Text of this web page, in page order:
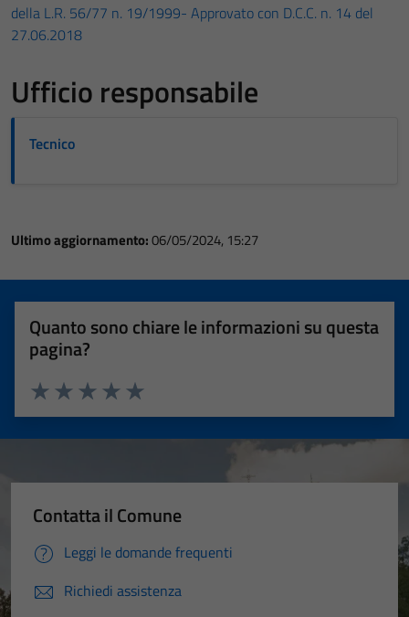
della L.R. 56/77 n. 19/1999- Approvato con D.C.C. n. 14 del
27.06.2018
Ufficio responsabile
Tecnico
Ultimo aggiornamento:06/05/2024, 15:27
Quanto sono chiare le informazioni su questa
pagina?
Valuta 5 stelle su 5
Valuta 4 stelle su 5
Valuta 3 stelle su 5
Valuta 2 stelle su 5
Valuta 1 stelle su 5
Contatta il Comune
Leggi le domande frequenti
Richiedi assistenza